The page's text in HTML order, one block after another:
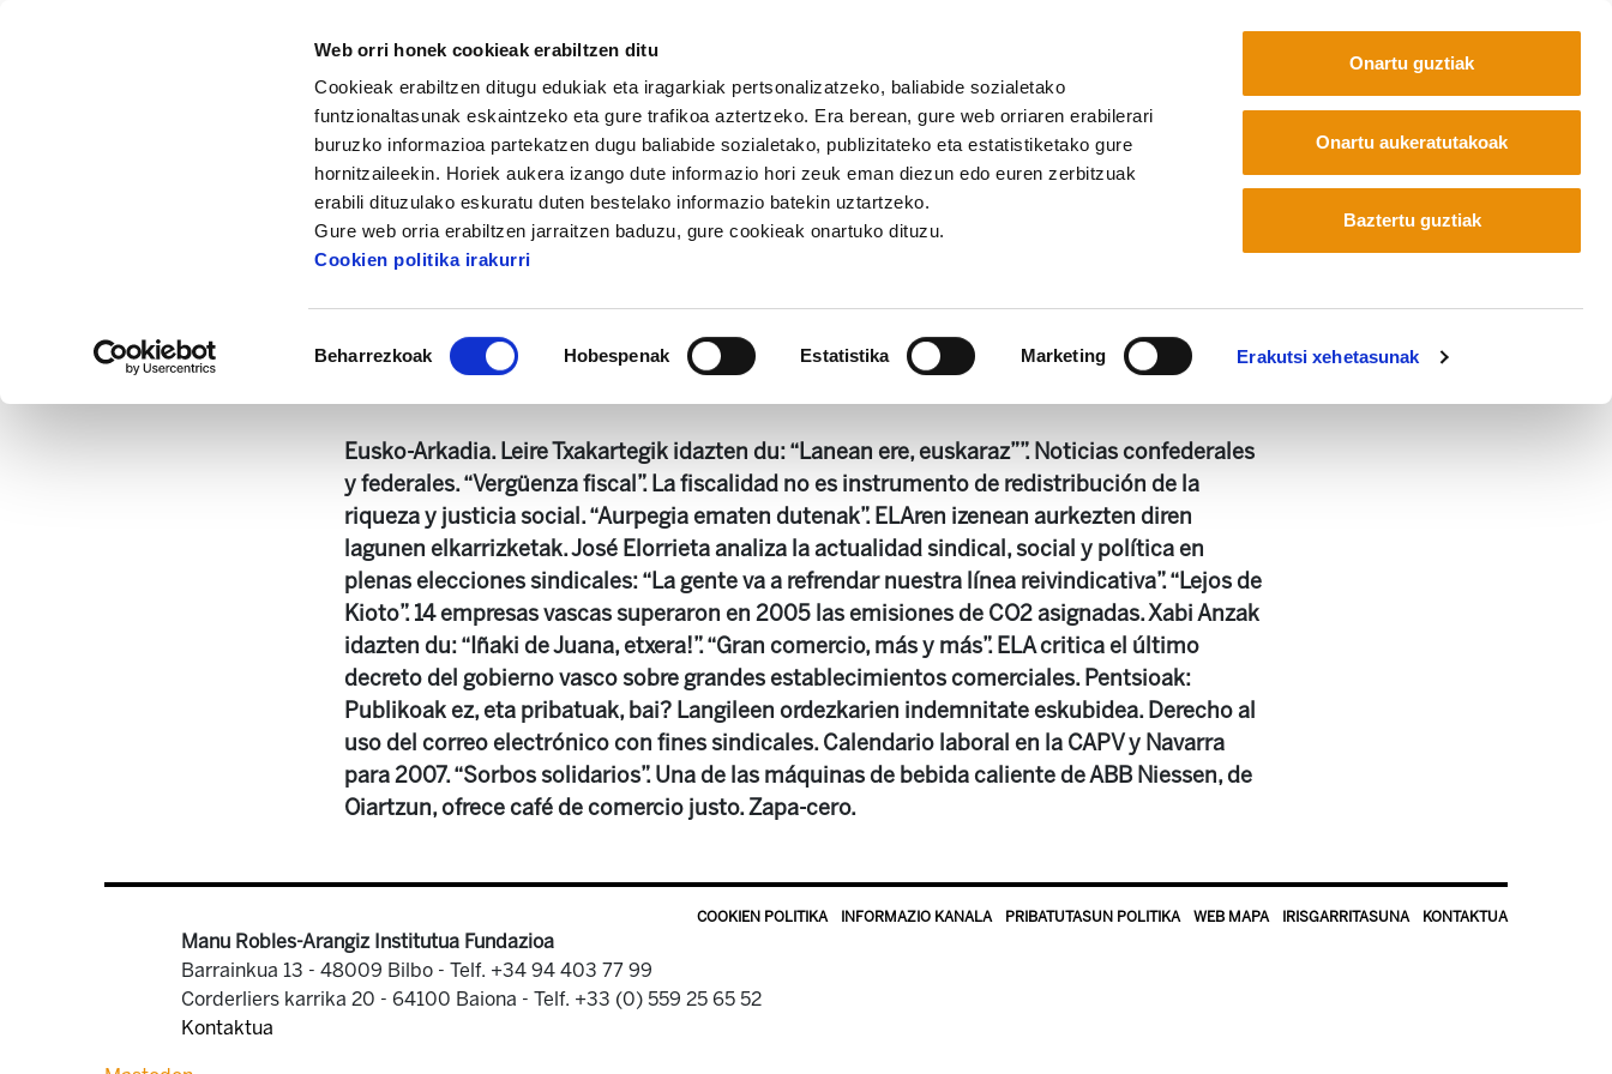
Web orri honek cookieak erabiltzen ditu
Cookieak erabiltzen ditugu edukiak eta iragarkiak pertsonalizatzeko, baliabide sozialetako
funtzionaltasunak eskaintzeko eta gure trafikoa aztertzeko. Era berean, gure web orriaren erabilerari
buruzko informazioa partekatzen dugu baliabide sozialetako, publizitateko eta estatistiketako gure
hornitzaileekin. Horiek aukera izango dute informazio hori zeuk eman diezun edo euren zerbitzuak
erabili dituzulako eskuratu duten bestelako informazio batekin uztartzeko.
Gure web orria erabiltzen jarraitzen baduzu, gure cookieak onartuko dituzu.
Cookien politika irakurri
hautatzea
Beharrezkoak Hobespenak Estatistika Marketing Erakutsi xehetasunak
Onartu guztiak
Onartu aukeratutakoak
Baztertu guztiak
Dokumentazio zentrua Landeia Landeia 134
landeia134.pdf
Eusko-Arkadia. Leire Txakartegik idazten du: “Lanean ere, euskaraz””. Noticias confederales
y federales. “Vergüenza fiscal”. La fiscalidad no es instrumento de redistribución de la
riqueza y justicia social. “Aurpegia ematen dutenak”. ELAren izenean aurkezten diren
lagunen elkarrizketak. José Elorrieta analiza la actualidad sindical, social y política en
plenas elecciones sindicales: “La gente va a refrendar nuestra línea reivindicativa”. “Lejos de
Kioto”. 14 empresas vascas superaron en 2005 las emisiones de CO2 asignadas. Xabi Anzak
idazten du: “Iñaki de Juana, etxera!”. “Gran comercio, más y más”. ELA critica el último
decreto del gobierno vasco sobre grandes establecimientos comerciales. Pentsioak:
Publikoak ez, eta pribatuak, bai? Langileen ordezkarien indemnitate eskubidea. Derecho al
uso del correo electrónico con fines sindicales. Calendario laboral en la CAPV y Navarra
para 2007. “Sorbos solidarios”. Una de las máquinas de bebida caliente de ABB Niessen, de
Oiartzun, ofrece café de comercio justo. Zapa-cero.
COOKIEN POLITIKA INFORMAZIO KANALA PRIBATUTASUN POLITIKA WEB MAPA IRISGARRITASUNA KONTAKTUA
Manu Robles-Arangiz Institutua Fundazioa
Barrainkua 13 - 48009 Bilbo - Telf. +34 94 403 77 99
Corderliers karrika 20 - 64100 Baiona - Telf. +33 (0) 559 25 65 52
Kontaktua